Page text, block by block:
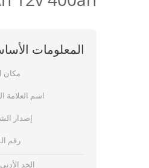
المعلومات
مكان
اسم العلامة
إصدار
رقم
الحد